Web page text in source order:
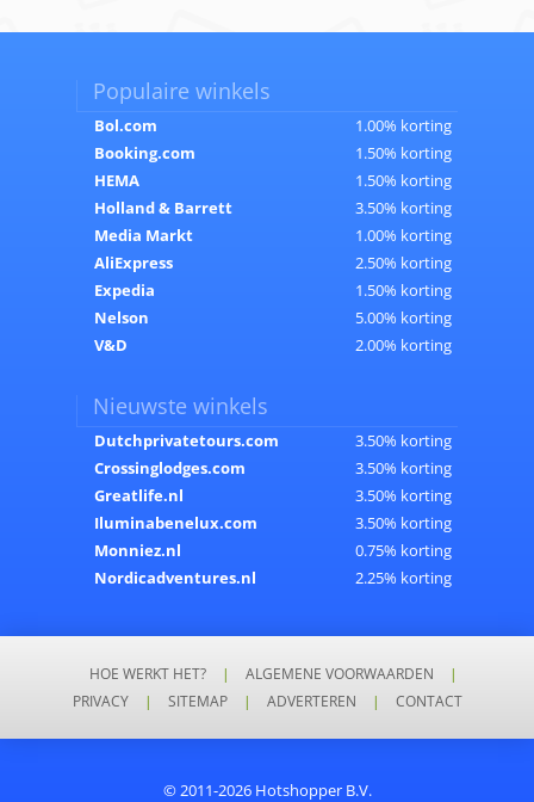
Populaire winkels
Bol.com
1.00% korting
Booking.com
1.50% korting
HEMA
1.50% korting
Holland & Barrett
3.50% korting
Media Markt
1.00% korting
AliExpress
2.50% korting
Expedia
1.50% korting
Nelson
5.00% korting
V&D
2.00% korting
Nieuwste winkels
Dutchprivatetours.com
3.50% korting
Crossinglodges.com
3.50% korting
Greatlife.nl
3.50% korting
Iluminabenelux.com
3.50% korting
Monniez.nl
0.75% korting
Nordicadventures.nl
2.25% korting
HOE WERKT HET? | ALGEMENE VOORWAARDEN
|
PRIVACY
| SITEMAP | ADVERTEREN | CONTACT
© 2011-2026 Hotshopper B.V.